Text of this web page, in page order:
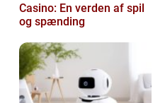
Casino: En verden af spil
og spænding